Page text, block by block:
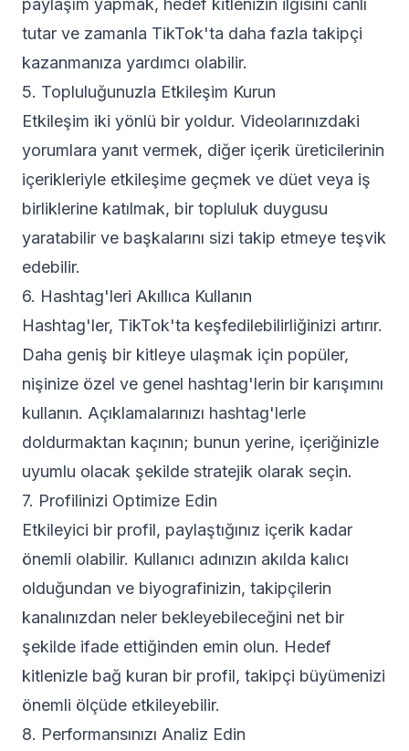
paylaşım yapmak, hedef kitlenizin ilgisini canlı
tutar ve zamanla TikTok'ta daha fazla takipçi
kazanmanıza yardımcı olabilir.
5. Topluluğunuzla Etkileşim Kurun
Etkileşim iki yönlü bir yoldur. Videolarınızdaki
yorumlara yanıt vermek, diğer içerik üreticilerinin
içerikleriyle etkileşime geçmek ve düet veya iş
birliklerine katılmak, bir topluluk duygusu
yaratabilir ve başkalarını sizi takip etmeye teşvik
edebilir.
6. Hashtag'leri Akıllıca Kullanın
Hashtag'ler, TikTok'ta keşfedilebilirliğinizi artırır.
Daha geniş bir kitleye ulaşmak için popüler,
nişinize özel ve genel hashtag'lerin bir karışımını
kullanın. Açıklamalarınızı hashtag'lerle
doldurmaktan kaçının; bunun yerine, içeriğinizle
uyumlu olacak şekilde stratejik olarak seçin.
7. Profilinizi Optimize Edin
Etkileyici bir profil, paylaştığınız içerik kadar
önemli olabilir. Kullanıcı adınızın akılda kalıcı
olduğundan ve biyografinizin, takipçilerin
kanalınızdan neler bekleyebileceğini net bir
şekilde ifade ettiğinden emin olun. Hedef
kitlenizle bağ kuran bir profil, takipçi büyümenizi
önemli ölçüde etkileyebilir.
8. Performansınızı Analiz Edin